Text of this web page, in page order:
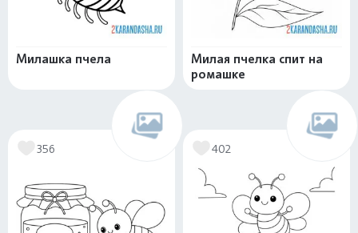
Милашка пчела
Милая пчелка спит на
ромашке
356 402